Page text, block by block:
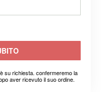
su richiesta. confermeremo la
aver ricevuto il suo ordine.